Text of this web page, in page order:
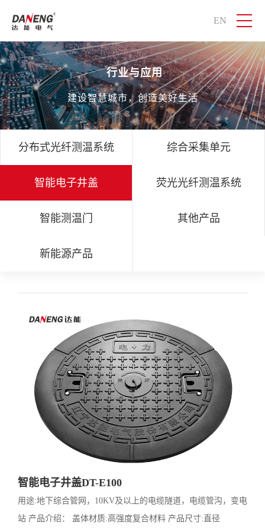
EN
行业与应用
建设智慧城市，创造美好生活
分布式光纤测温系统 综合采集单元
智能电子井盖 荧光光纤测温系统
智能测温门 其他产品
新能源产品
智能电子井盖DT-E100
用途:地下综合管网，10KV及以上的电缆隧道，电缆管沟，变电
站 产品介绍： 盖体材质:高强度复合材料 产品尺寸:直径